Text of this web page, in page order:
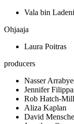
Vala bin
Ohjaaja
Laura Poitras
producers
Nasser
Jennifer
Rob Hatch-
Aliza Kaplan
David